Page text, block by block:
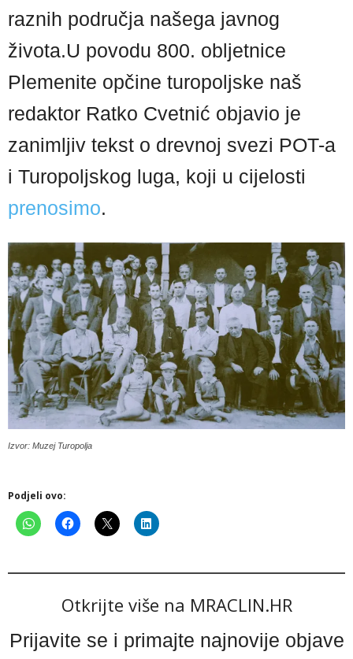
raznih područja našega javnog
života.U povodu 800. obljetnice
Plemenite opčine turopoljske naš
redaktor Ratko Cvetnić objavio je
zanimljiv tekst o drevnoj svezi POT-a
i Turopoljskog luga, koji u cijelosti
prenosimo.
Izvor: Muzej Turopolja
Podjeli ovo:
Otkrijte više na MRACLIN.HR
Prijavite se i primajte najnovije objave